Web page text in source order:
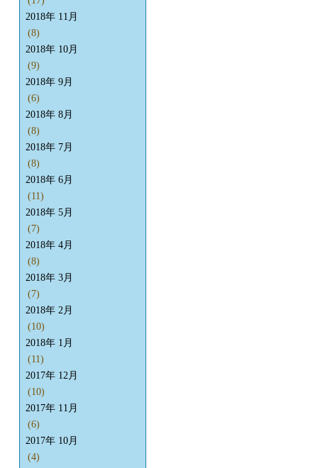
2018年 11月
(8)
2018年 10月
(9)
2018年 9月
(6)
2018年 8月
(8)
2018年 7月
(8)
2018年 6月
(11)
2018年 5月
(7)
2018年 4月
(8)
2018年 3月
(7)
2018年 2月
(10)
2018年 1月
(11)
2017年 12月
(10)
2017年 11月
(6)
2017年 10月
(4)